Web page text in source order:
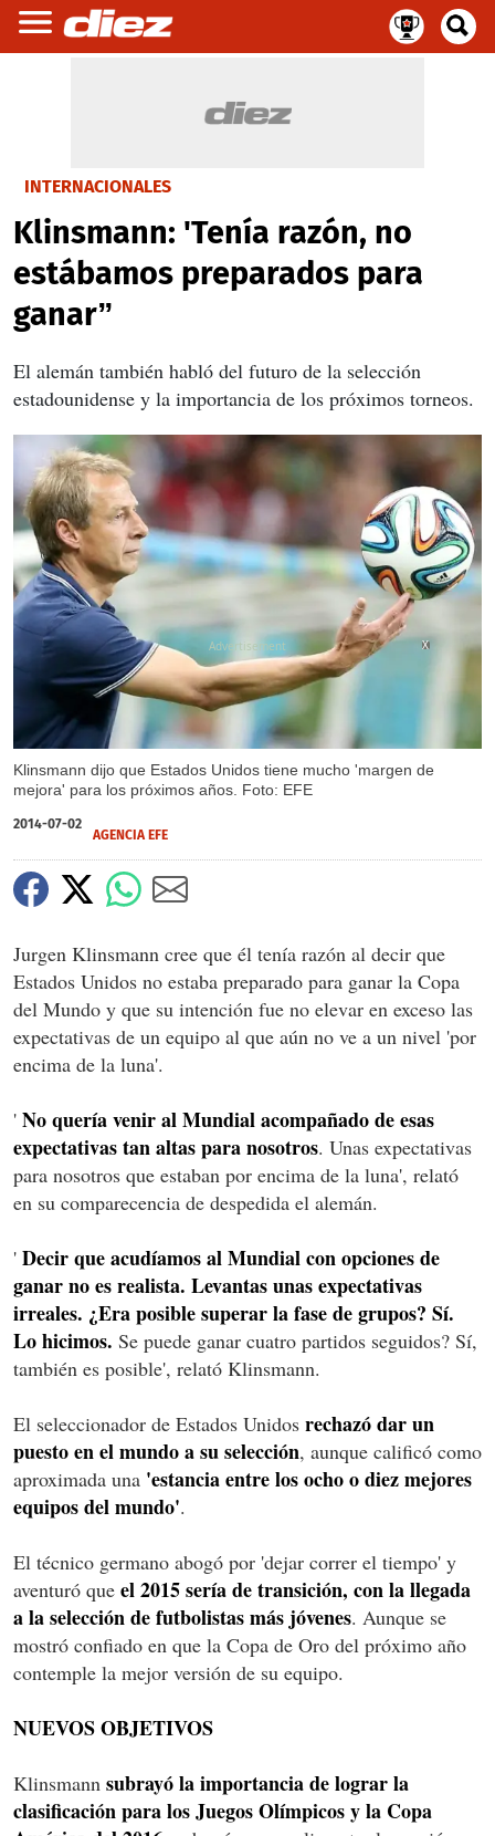
INTERNACIONALES
Klinsmann: 'Tenía razón, no
estábamos preparados para
ganar”
El alemán también habló del futuro de la selección
estadounidense y la importancia de los próximos torneos.
Klinsmann dijo que Estados Unidos tiene mucho 'margen de
mejora' para los próximos años. Foto: EFE
X
2014-07-02
AGENCIA EFE
Jurgen Klinsmann cree que él tenía razón al decir que
Estados Unidos no estaba preparado para ganar la Copa
del Mundo y que su intención fue no elevar en exceso las
expectativas de un equipo al que aún no ve a un nivel 'por
encima de la luna'.
' No quería venir al Mundial acompañado de esas
expectativas tan altas para nosotros. Unas expectativas
para nosotros que estaban por encima de la luna', relató
en su comparecencia de despedida el alemán.
' Decir que acudíamos al Mundial con opciones de
ganar no es realista. Levantas unas expectativas
irreales. ¿Era posible superar la fase de grupos? Sí.
Lo hicimos. Se puede ganar cuatro partidos seguidos? Sí,
también es posible', relató Klinsmann.
El seleccionador de Estados Unidos rechazó dar un
puesto en el mundo a su selección, aunque calificó como
aproximada una 'estancia entre los ocho o diez mejores
equipos del mundo'.
El técnico germano abogó por 'dejar correr el tiempo' y
aventuró que el 2015 sería de transición, con la llegada
a la selección de futbolistas más jóvenes. Aunque se
mostró confiado en que la Copa de Oro del próximo año
contemple la mejor versión de su equipo.
NUEVOS OBJETIVOS
Klinsmann subrayó la importancia de lograr la
clasificación para los Juegos Olímpicos y la Copa